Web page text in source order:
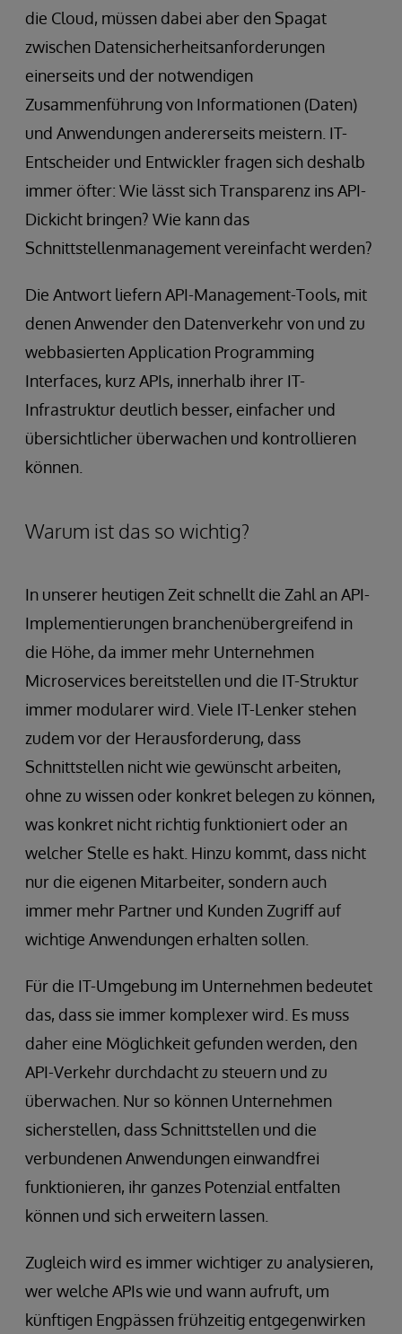
die Cloud, müssen dabei aber den Spagat
zwischen Datensicherheitsanforderungen
einerseits und der notwendigen
Zusammenführung von Informationen (Daten)
und Anwendungen andererseits meistern. IT-
Entscheider und Entwickler fragen sich deshalb
immer öfter: Wie lässt sich Transparenz ins API-
Dickicht bringen? Wie kann das
Schnittstellenmanagement vereinfacht werden?
Die Antwort liefern API-Management-Tools, mit
denen Anwender den Datenverkehr von und zu
webbasierten Application Programming
Interfaces, kurz APIs, innerhalb ihrer IT-
Infrastruktur deutlich besser, einfacher und
übersichtlicher überwachen und kontrollieren
können.
Warum ist das so wichtig?
In unserer heutigen Zeit schnellt die Zahl an API-
Implementierungen branchenübergreifend in
die Höhe, da immer mehr Unternehmen
Microservices bereitstellen und die IT-Struktur
immer modularer wird. Viele IT-Lenker stehen
zudem vor der Herausforderung, dass
Schnittstellen nicht wie gewünscht arbeiten,
ohne zu wissen oder konkret belegen zu können,
was konkret nicht richtig funktioniert oder an
welcher Stelle es hakt. Hinzu kommt, dass nicht
nur die eigenen Mitarbeiter, sondern auch
immer mehr Partner und Kunden Zugriff auf
wichtige Anwendungen erhalten sollen.
Für die IT-Umgebung im Unternehmen bedeutet
das, dass sie immer komplexer wird. Es muss
daher eine Möglichkeit gefunden werden, den
API-Verkehr durchdacht zu steuern und zu
überwachen. Nur so können Unternehmen
sicherstellen, dass Schnittstellen und die
verbundenen Anwendungen einwandfrei
funktionieren, ihr ganzes Potenzial entfalten
können und sich erweitern lassen.
Zugleich wird es immer wichtiger zu analysieren,
wer welche APIs wie und wann aufruft, um
künftigen Engpässen frühzeitig entgegenwirken